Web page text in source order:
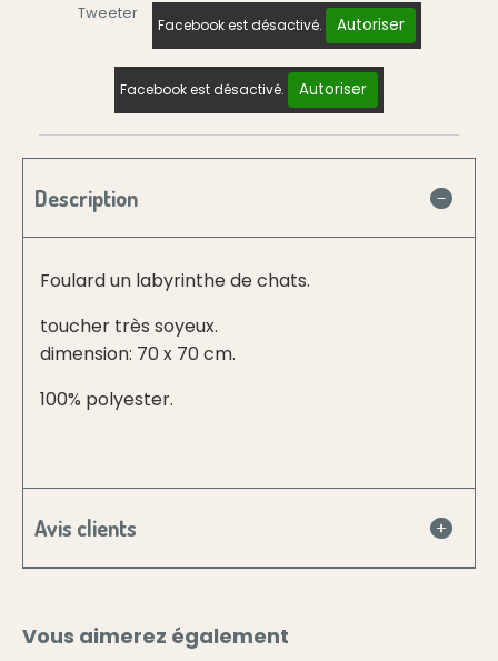
Tweeter
Facebook est désactivé. Autoriser
Facebook est désactivé. Autoriser
Description
Foulard un labyrinthe de chats.
toucher très soyeux.
dimension: 70 x 70 cm.
100% polyester.
Avis clients
Vous aimerez également